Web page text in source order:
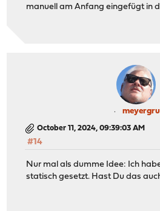
manuell am Anfang eingefügt in
meyergru
October 11, 2024, 09:39:03 AM
#14
Nur mal als dumme Idee: Ich
statisch gesetzt. Hast Du das